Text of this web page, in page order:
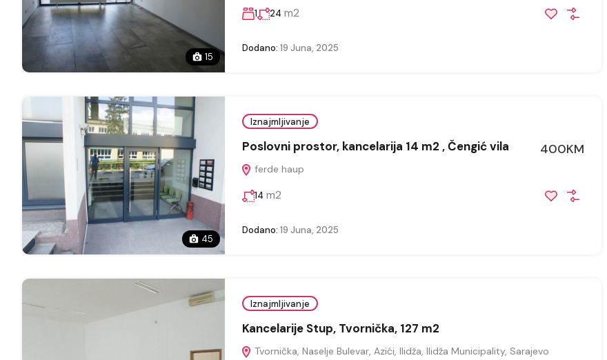
15
1 24 m2
Dodano: 19 Juna, 2025
45
Iznajmljivanje
Poslovni prostor, kancelarija 14 m2 , Čengić vila
ferde haup
400KM
14 m2
Dodano: 19 Juna, 2025
Iznajmljivanje
Kancelarije Stup, Tvornička, 127 m2
Tvornička, Naselje Bulevar, Azići, Ilidža, Ilidža Municipality, Sarajevo